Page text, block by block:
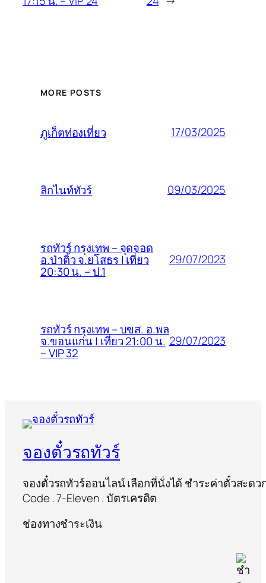
MORE POSTS
ภูเก็ตท่องเที่ยว 17/03/2025
ลิกไนท์ทัวร์ 09/03/2025
รถทัวร์ กรุงเทพ – จุดจอด
อ.ป่าติ้ว จ.ยโสธร | เที่ยว
20:30 น. – ป.1
29/07/2023
รถทัวร์ กรุงเทพ – บขส. อ.พล
จ.ขอนแก่น | เที่ยว 21:00 น.
– VIP 32
29/07/2023
จองตั๋วรถทัวร์
จองตั๋วรถทัวร์ออนไลน์ เลือกที่นั่งได้ ชำระค่าตั๋วสะดว
Code . 7-Eleven . บัตรเครดิต
ช่องทางชำระเงิน